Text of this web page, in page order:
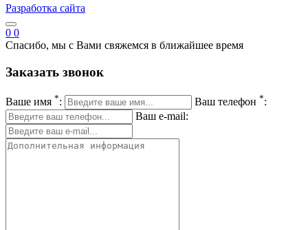
Разработка сайта
0 0
Спасибо, мы с Вами свяжемся в ближайшее время
Заказать звонок
Ваше имя *: Ваш телефон *:
Ваш e-mail: